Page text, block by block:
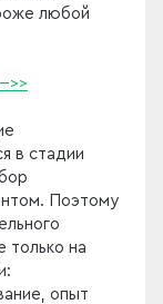
любой
>>
в стадии
Поэтому
только на
опыт